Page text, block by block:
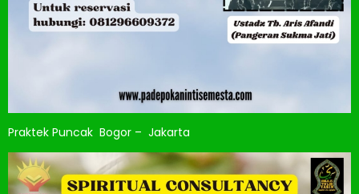
Praktek Puncak Bogor – Jakarta